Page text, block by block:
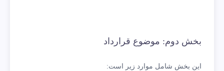
بخش دوم: موضوع قرارداد
این بخش شامل موارد زیر است: